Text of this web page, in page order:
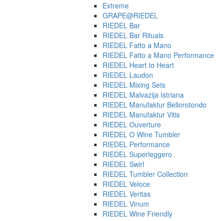
Extreme
GRAPE@RIEDEL
RIEDEL Bar
RIEDEL Bar Rituals
RIEDEL Fatto a Mano
RIEDEL Fatto a Mano Performance
RIEDEL Heart to Heart
RIEDEL Laudon
RIEDEL Mixing Sets
RIEDEL Malvazija Istriana
RIEDEL Manufaktur Bellorotondo
RIEDEL Manufaktur Vitis
RIEDEL Ouverture
RIEDEL O Wine Tumbler
RIEDEL Performance
RIEDEL Superleggero
RIEDEL Swirl
RIEDEL Tumbler Collection
RIEDEL Veloce
RIEDEL Veritas
RIEDEL Vinum
RIEDEL Wine Friendly